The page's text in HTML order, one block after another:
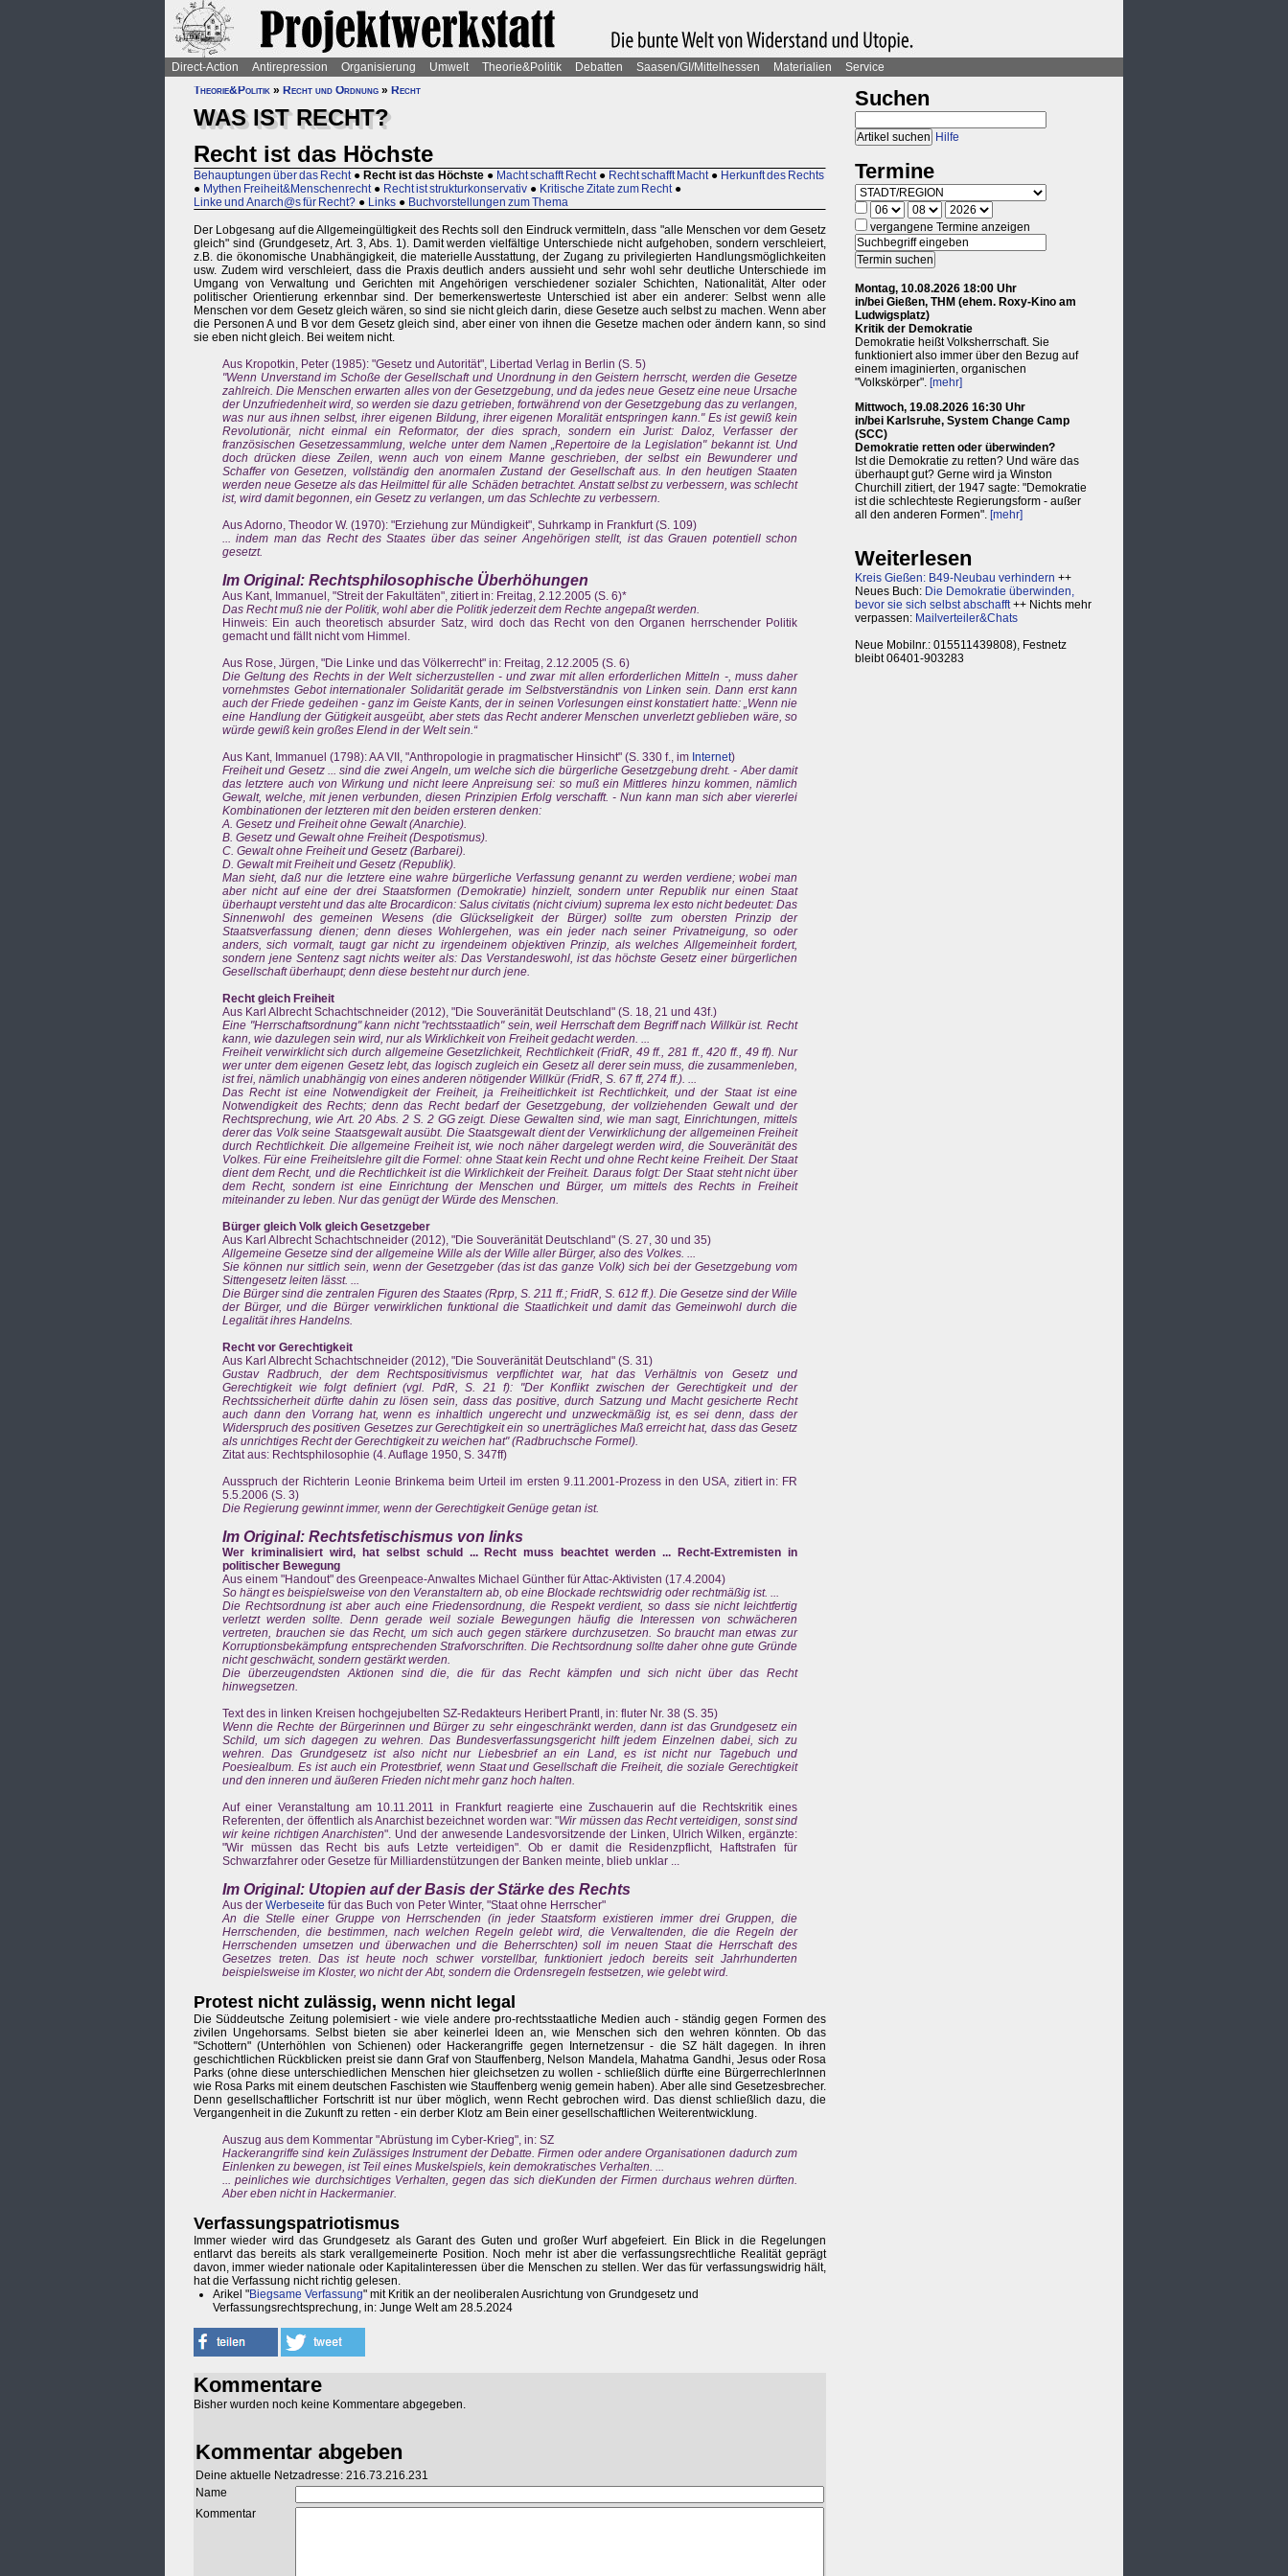
Direct-Action Antirepression Organisierung Umwelt Theorie&Politik Debatten Saasen/GI/Mittelhessen Materialien
Service
Theorie&Politik » Recht und Ordnung » Recht
WAS IST RECHT?
Recht ist das Höchste
Behauptungen über das Recht ● Recht ist das Höchste ● Macht schafft Recht ● Recht schafft Macht ● Herkunft des Rechts
● Mythen Freiheit&Menschenrecht ● Recht ist strukturkonservativ ● Kritische Zitate zum Recht ●
Linke und Anarch@s für Recht? ● Links ● Buchvorstellungen zum Thema
Der Lobgesang auf die Allgemeingültigkeit des Rechts soll den Eindruck vermitteln, dass "alle Menschen vor dem Gesetz
gleich" sind (Grundgesetz, Art. 3, Abs. 1). Damit werden vielfältige Unterschiede nicht aufgehoben, sondern verschleiert,
z.B. die ökonomische Unabhängigkeit, die materielle Ausstattung, der Zugang zu privilegierten Handlungsmöglichkeiten
usw. Zudem wird verschleiert, dass die Praxis deutlich anders aussieht und sehr wohl sehr deutliche Unterschiede im
Umgang von Verwaltung und Gerichten mit Angehörigen verschiedener sozialer Schichten, Nationalität, Alter oder
politischer Orientierung erkennbar sind. Der bemerkenswerteste Unterschied ist aber ein anderer: Selbst wenn alle
Menschen vor dem Gesetz gleich wären, so sind sie nicht gleich darin, diese Gesetze auch selbst zu machen. Wenn aber
die Personen A und B vor dem Gesetz gleich sind, aber einer von ihnen die Gesetze machen oder ändern kann, so sind
sie eben nicht gleich. Bei weitem nicht.
Aus Kropotkin, Peter (1985): "Gesetz und Autorität", Libertad Verlag in Berlin (S. 5)
"Wenn Unverstand im Schoße der Gesellschaft und Unordnung in den Geistern herrscht, werden die Gesetze
zahlreich. Die Menschen erwarten alles von der Gesetzgebung, und da jedes neue Gesetz eine neue Ursache
der Unzufriedenheit wird, so werden sie dazu getrieben, fortwährend von der Gesetzgebung das zu verlangen,
was nur aus ihnen selbst, ihrer eigenen Bildung, ihrer eigenen Moralität entspringen kann." Es ist gewiß kein
Revolutionär, nicht einmal ein Reformator, der dies sprach, sondern ein Jurist: Daloz, Verfasser der
französischen Gesetzessammlung, welche unter dem Namen „Repertoire de la Legislation" bekannt ist. Und
doch drücken diese Zeilen, wenn auch von einem Manne geschrieben, der selbst ein Bewunderer und
Schaffer von Gesetzen, vollständig den anormalen Zustand der Gesellschaft aus. In den heutigen Staaten
werden neue Gesetze als das Heilmittel für alle Schäden betrachtet. Anstatt selbst zu verbessern, was schlecht
ist, wird damit begonnen, ein Gesetz zu verlangen, um das Schlechte zu verbessern.
Aus Adorno, Theodor W. (1970): "Erziehung zur Mündigkeit", Suhrkamp in Frankfurt (S. 109)
... indem man das Recht des Staates über das seiner Angehörigen stellt, ist das Grauen potentiell schon
gesetzt.
Im Original: Rechtsphilosophische Überhöhungen
Aus Kant, Immanuel, "Streit der Fakultäten", zitiert in: Freitag, 2.12.2005 (S. 6)*
Das Recht muß nie der Politik, wohl aber die Politik jederzeit dem Rechte angepaßt werden.
Hinweis: Ein auch theoretisch absurder Satz, wird doch das Recht von den Organen herrschender Politik
gemacht und fällt nicht vom Himmel.
Aus Rose, Jürgen, "Die Linke und das Völkerrecht" in: Freitag, 2.12.2005 (S. 6)
Die Geltung des Rechts in der Welt sicherzustellen - und zwar mit allen erforderlichen Mitteln -, muss daher
vornehmstes Gebot internationaler Solidarität gerade im Selbstverständnis von Linken sein. Dann erst kann
auch der Friede gedeihen - ganz im Geiste Kants, der in seinen Vorlesungen einst konstatiert hatte: „Wenn nie
eine Handlung der Gütigkeit ausgeübt, aber stets das Recht anderer Menschen unverletzt geblieben wäre, so
würde gewiß kein großes Elend in der Welt sein.“
Aus Kant, Immanuel (1798): AA VII, "Anthropologie in pragmatischer Hinsicht" (S. 330 f., im Internet)
Freiheit und Gesetz ... sind die zwei Angeln, um welche sich die bürgerliche Gesetzgebung dreht. - Aber damit
das letztere auch von Wirkung und nicht leere Anpreisung sei: so muß ein Mittleres hinzu kommen, nämlich
Gewalt, welche, mit jenen verbunden, diesen Prinzipien Erfolg verschafft. - Nun kann man sich aber viererlei
Kombinationen der letzteren mit den beiden ersteren denken:
A. Gesetz und Freiheit ohne Gewalt (Anarchie).
B. Gesetz und Gewalt ohne Freiheit (Despotismus).
C. Gewalt ohne Freiheit und Gesetz (Barbarei).
D. Gewalt mit Freiheit und Gesetz (Republik).
Man sieht, daß nur die letztere eine wahre bürgerliche Verfassung genannt zu werden verdiene; wobei man
aber nicht auf eine der drei Staatsformen (Demokratie) hinzielt, sondern unter Republik nur einen Staat
überhaupt versteht und das alte Brocardicon: Salus civitatis (nicht civium) suprema lex esto nicht bedeutet: Das
Sinnenwohl des gemeinen Wesens (die Glückseligkeit der Bürger) sollte zum obersten Prinzip der
Staatsverfassung dienen; denn dieses Wohlergehen, was ein jeder nach seiner Privatneigung, so oder
anders, sich vormalt, taugt gar nicht zu irgendeinem objektiven Prinzip, als welches Allgemeinheit fordert,
sondern jene Sentenz sagt nichts weiter als: Das Verstandeswohl, ist das höchste Gesetz einer bürgerlichen
Gesellschaft überhaupt; denn diese besteht nur durch jene.
Recht gleich Freiheit
Aus Karl Albrecht Schachtschneider (2012), "Die Souveränität Deutschland" (S. 18, 21 und 43f.)
Eine "Herrschaftsordnung" kann nicht "rechtsstaatlich" sein, weil Herrschaft dem Begriff nach Willkür ist. Recht
kann, wie dazulegen sein wird, nur als Wirklichkeit von Freiheit gedacht werden. ...
Freiheit verwirklicht sich durch allgemeine Gesetzlichkeit, Rechtlichkeit (FridR, 49 ff., 281 ff., 420 ff., 49 ff). Nur
wer unter dem eigenen Gesetz lebt, das logisch zugleich ein Gesetz all derer sein muss, die zusammenleben,
ist frei, nämlich unabhängig von eines anderen nötigender Willkür (FridR, S. 67 ff, 274 ff.). ...
Das Recht ist eine Notwendigkeit der Freiheit, ja Freiheitlichkeit ist Rechtlichkeit, und der Staat ist eine
Notwendigkeit des Rechts; denn das Recht bedarf der Gesetzgebung, der vollziehenden Gewalt und der
Rechtsprechung, wie Art. 20 Abs. 2 S. 2 GG zeigt. Diese Gewalten sind, wie man sagt, Einrichtungen, mittels
derer das Volk seine Staatsgewalt ausübt. Die Staatsgewalt dient der Verwirklichung der allgemeinen Freiheit
durch Rechtlichkeit. Die allgemeine Freiheit ist, wie noch näher dargelegt werden wird, die Souveränität des
Volkes. Für eine Freiheitslehre gilt die Formel: ohne Staat kein Recht und ohne Recht keine Freiheit. Der Staat
dient dem Recht, und die Rechtlichkeit ist die Wirklichkeit der Freiheit. Daraus folgt: Der Staat steht nicht über
dem Recht, sondern ist eine Einrichtung der Menschen und Bürger, um mittels des Rechts in Freiheit
miteinander zu leben. Nur das genügt der Würde des Menschen.
Bürger gleich Volk gleich Gesetzgeber
Aus Karl Albrecht Schachtschneider (2012), "Die Souveränität Deutschland" (S. 27, 30 und 35)
Allgemeine Gesetze sind der allgemeine Wille als der Wille aller Bürger, also des Volkes. ...
Sie können nur sittlich sein, wenn der Gesetzgeber (das ist das ganze Volk) sich bei der Gesetzgebung vom
Sittengesetz leiten lässt. ...
Die Bürger sind die zentralen Figuren des Staates (Rprp, S. 211 ff.; FridR, S. 612 ff.). Die Gesetze sind der Wille
der Bürger, und die Bürger verwirklichen funktional die Staatlichkeit und damit das Gemeinwohl durch die
Legalität ihres Handelns.
Recht vor Gerechtigkeit
Aus Karl Albrecht Schachtschneider (2012), "Die Souveränität Deutschland" (S. 31)
Gustav Radbruch, der dem Rechtspositivismus verpflichtet war, hat das Verhältnis von Gesetz und
Gerechtigkeit wie folgt definiert (vgl. PdR, S. 21 f): "Der Konflikt zwischen der Gerechtigkeit und der
Rechtssicherheit dürfte dahin zu lösen sein, dass das positive, durch Satzung und Macht gesicherte Recht
auch dann den Vorrang hat, wenn es inhaltlich ungerecht und unzweckmäßig ist, es sei denn, dass der
Widerspruch des positiven Gesetzes zur Gerechtigkeit ein so unerträgliches Maß erreicht hat, dass das Gesetz
als unrichtiges Recht der Gerechtigkeit zu weichen hat" (Radbruchsche Formel).
Zitat aus: Rechtsphilosophie (4. Auflage 1950, S. 347ff)
Ausspruch der Richterin Leonie Brinkema beim Urteil im ersten 9.11.2001-Prozess in den USA, zitiert in: FR
5.5.2006 (S. 3)
Die Regierung gewinnt immer, wenn der Gerechtigkeit Genüge getan ist.
Im Original: Rechtsfetischismus von links
Wer kriminalisiert wird, hat selbst schuld ... Recht muss beachtet werden ... Recht-Extremisten in
politischer Bewegung
Aus einem "Handout" des Greenpeace-Anwaltes Michael Günther für Attac-Aktivisten (17.4.2004)
So hängt es beispielsweise von den Veranstaltern ab, ob eine Blockade rechtswidrig oder rechtmäßig ist. ...
Die Rechtsordnung ist aber auch eine Friedensordnung, die Respekt verdient, so dass sie nicht leichtfertig
verletzt werden sollte. Denn gerade weil soziale Bewegungen häufig die Interessen von schwächeren
vertreten, brauchen sie das Recht, um sich auch gegen stärkere durchzusetzen. So braucht man etwas zur
Korruptionsbekämpfung entsprechenden Strafvorschriften. Die Rechtsordnung sollte daher ohne gute Gründe
nicht geschwächt, sondern gestärkt werden.
Die überzeugendsten Aktionen sind die, die für das Recht kämpfen und sich nicht über das Recht
hinwegsetzen.
Text des in linken Kreisen hochgejubelten SZ-Redakteurs Heribert Prantl, in: fluter Nr. 38 (S. 35)
Wenn die Rechte der Bürgerinnen und Bürger zu sehr eingeschränkt werden, dann ist das Grundgesetz ein
Schild, um sich dagegen zu wehren. Das Bundesverfassungsgericht hilft jedem Einzelnen dabei, sich zu
wehren. Das Grundgesetz ist also nicht nur Liebesbrief an ein Land, es ist nicht nur Tagebuch und
Poesiealbum. Es ist auch ein Protestbrief, wenn Staat und Gesellschaft die Freiheit, die soziale Gerechtigkeit
und den inneren und äußeren Frieden nicht mehr ganz hoch halten.
Auf einer Veranstaltung am 10.11.2011 in Frankfurt reagierte eine Zuschauerin auf die Rechtskritik eines
Referenten, der öffentlich als Anarchist bezeichnet worden war: "Wir müssen das Recht verteidigen, sonst sind
wir keine richtigen Anarchisten". Und der anwesende Landesvorsitzende der Linken, Ulrich Wilken, ergänzte:
"Wir müssen das Recht bis aufs Letzte verteidigen". Ob er damit die Residenzpflicht, Haftstrafen für
Schwarzfahrer oder Gesetze für Milliardenstützungen der Banken meinte, blieb unklar ...
Im Original: Utopien auf der Basis der Stärke des Rechts
Aus der Werbeseite für das Buch von Peter Winter, "Staat ohne Herrscher"
An die Stelle einer Gruppe von Herrschenden (in jeder Staatsform existieren immer drei Gruppen, die
Herrschenden, die bestimmen, nach welchen Regeln gelebt wird, die Verwaltenden, die die Regeln der
Herrschenden umsetzen und überwachen und die Beherrschten) soll im neuen Staat die Herrschaft des
Gesetzes treten. Das ist heute noch schwer vorstellbar, funktioniert jedoch bereits seit Jahrhunderten
beispielsweise im Kloster, wo nicht der Abt, sondern die Ordensregeln festsetzen, wie gelebt wird.
Protest nicht zulässig, wenn nicht legal
Die Süddeutsche Zeitung polemisiert - wie viele andere pro-rechtsstaatliche Medien auch - ständig gegen Formen des
zivilen Ungehorsams. Selbst bieten sie aber keinerlei Ideen an, wie Menschen sich den wehren könnten. Ob das
"Schottern" (Unterhöhlen von Schienen) oder Hackerangriffe gegen Internetzensur - die SZ hält dagegen. In ihren
geschichtlichen Rückblicken preist sie dann Graf von Stauffenberg, Nelson Mandela, Mahatma Gandhi, Jesus oder Rosa
Parks (ohne diese unterschiedlichen Menschen hier gleichsetzen zu wollen - schließlich dürfte eine BürgerrechlerInnen
wie Rosa Parks mit einem deutschen Faschisten wie Stauffenberg wenig gemein haben). Aber alle sind Gesetzesbrecher.
Denn gesellschaftlicher Fortschritt ist nur über möglich, wenn Recht gebrochen wird. Das dienst schließlich dazu, die
Vergangenheit in die Zukunft zu retten - ein derber Klotz am Bein einer gesellschaftlichen Weiterentwicklung.
Auszug aus dem Kommentar "Abrüstung im Cyber-Krieg", in: SZ
Hackerangriffe sind kein Zulässiges Instrument der Debatte. Firmen oder andere Organisationen dadurch zum
Einlenken zu bewegen, ist Teil eines Muskelspiels, kein demokratisches Verhalten. ...
... peinliches wie durchsichtiges Verhalten, gegen das sich dieKunden der Firmen durchaus wehren dürften.
Aber eben nicht in Hackermanier.
Verfassungspatriotismus
Immer wieder wird das Grundgesetz als Garant des Guten und großer Wurf abgefeiert. Ein Blick in die Regelungen
entlarvt das bereits als stark verallgemeinerte Position. Noch mehr ist aber die verfassungsrechtliche Realität geprägt
davon, immer wieder nationale oder Kapitalinteressen über die Menschen zu stellen. Wer das für verfassungswidrig hält,
hat die Verfassung nicht richtig gelesen.
Arikel "Biegsame Verfassung" mit Kritik an der neoliberalen Ausrichtung von Grundgesetz und
Verfassungsrechtsprechung, in: Junge Welt am 28.5.2024
Kommentare
Bisher wurden noch keine Kommentare abgegeben.
Kommentar abgeben
Deine aktuelle Netzadresse: 216.73.216.231
Name
Kommentar
Suchen
Hilfe
Termine
vergangene Termine anzeigen
Montag, 10.08.2026 18:00 Uhr
in/bei Gießen, THM (ehem. Roxy-Kino am
Ludwigsplatz)
Kritik der Demokratie
Demokratie heißt Volksherrschaft. Sie
funktioniert also immer über den Bezug auf
einem imaginierten, organischen
"Volkskörper". [mehr]
Mittwoch, 19.08.2026 16:30 Uhr
in/bei Karlsruhe, System Change Camp
(SCC)
Demokratie retten oder überwinden?
Ist die Demokratie zu retten? Und wäre das
überhaupt gut? Gerne wird ja Winston
Churchill zitiert, der 1947 sagte: "Demokratie
ist die schlechteste Regierungsform - außer
all den anderen Formen". [mehr]
Weiterlesen
Kreis Gießen: B49-Neubau verhindern ++
Neues Buch: Die Demokratie überwinden,
bevor sie sich selbst abschafft++ Nichts mehr
verpassen: Mailverteiler&Chats
Neue Mobilnr.: 015511439808), Festnetz
bleibt 06401-903283